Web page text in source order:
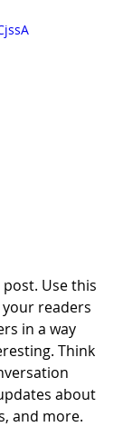
Use this
readers
in a way
Think
about
and more.